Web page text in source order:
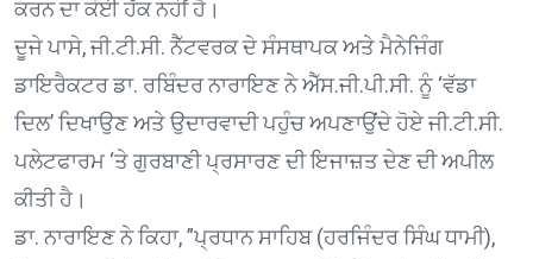
ਕਰਨ ਦਾ ਕੋਈ ਹੱਕ ਨਹੀਂ ਹੈ।
ਦੂਜੇ ਪਾਸੇ, ਜੀ.ਟੀ.ਸੀ. ਨੈੱਟਵਰਕ ਦੇ ਸੰਸਥਾਪਕ ਅਤੇ ਮੈਨੇਜਿੰਗ
ਡਾਇਰੈਕਟਰ ਡਾ. ਰਬਿੰਦਰ ਨਾਰਾਇਣ ਨੇ ਐੱਸ.ਜੀ.ਪੀ.ਸੀ. ਨੂੰ ‘ਵੱਡਾ
ਦਿਲ’ ਦਿਖਾਉਣ ਅਤੇ ਉਦਾਰਵਾਦੀ ਪਹੁੰਚ ਅਪਣਾਉਂਦੇ ਹੋਏ ਜੀ.ਟੀ.ਸੀ.
ਪਲੇਟਫਾਰਮ ‘ਤੇ ਗੁਰਬਾਣੀ ਪ੍ਰਸਾਰਣ ਦੀ ਇਜਾਜ਼ਤ ਦੇਣ ਦੀ ਅਪੀਲ
ਕੀਤੀ ਹੈ।
ਡਾ. ਨਾਰਾਇਣ ਨੇ ਕਿਹਾ, ”ਪ੍ਰਧਾਨ ਸਾਹਿਬ (ਹਰਜਿੰਦਰ ਸਿੰਘ ਧਾਮੀ),